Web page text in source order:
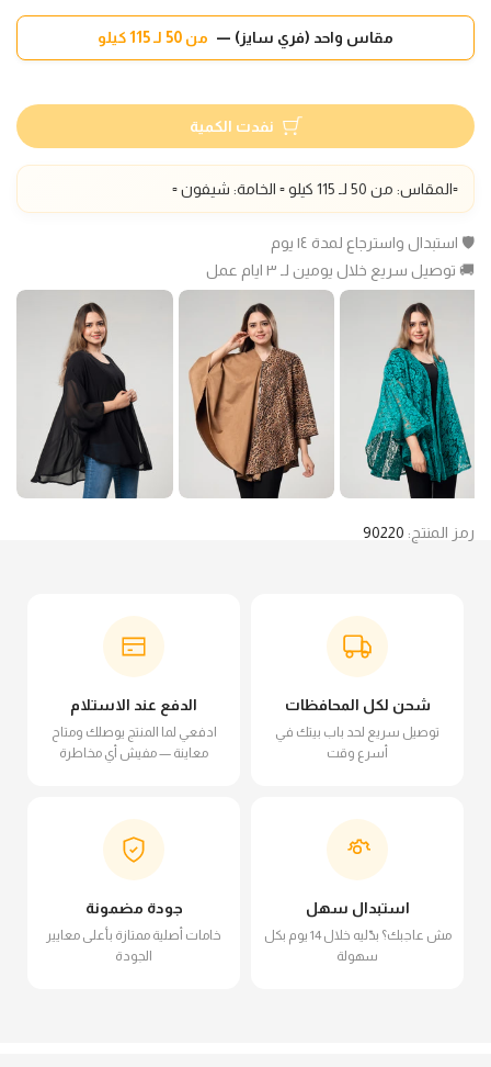
مقاس واحد (فري سايز) — من 50 لـ 115 كيلو
نفدت الكمية
▫️المقاس: من 50 لـ 115 كيلو ▫️ الخامة: شيفون ▫️
🛡️ استبدال واسترجاع لمدة ١٤ يوم
🚚 توصيل سريع خلال يومين لـ ٣ ايام عمل
رمز المنتج: 90220
شحن لكل المحافظات
توصيل سريع لحد باب بيتك في
أسرع وقت
الدفع عند الاستلام
ادفعي لما المنتج يوصلك ومتاح
معاينة — مفيش أي مخاطرة
استبدال سهل
مش عاجبك؟ بدّليه خلال 14 يوم بكل
سهولة
جودة مضمونة
خامات أصلية ممتازة بأعلى معايير
الجودة